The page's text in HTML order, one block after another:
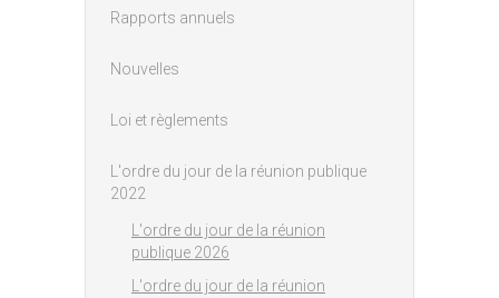
Rapports annuels
Nouvelles
Loi et règlements
L'ordre du jour de la réunion publique
2022
L'ordre du jour de la réunion
publique 2026
L'ordre du jour de la réunion